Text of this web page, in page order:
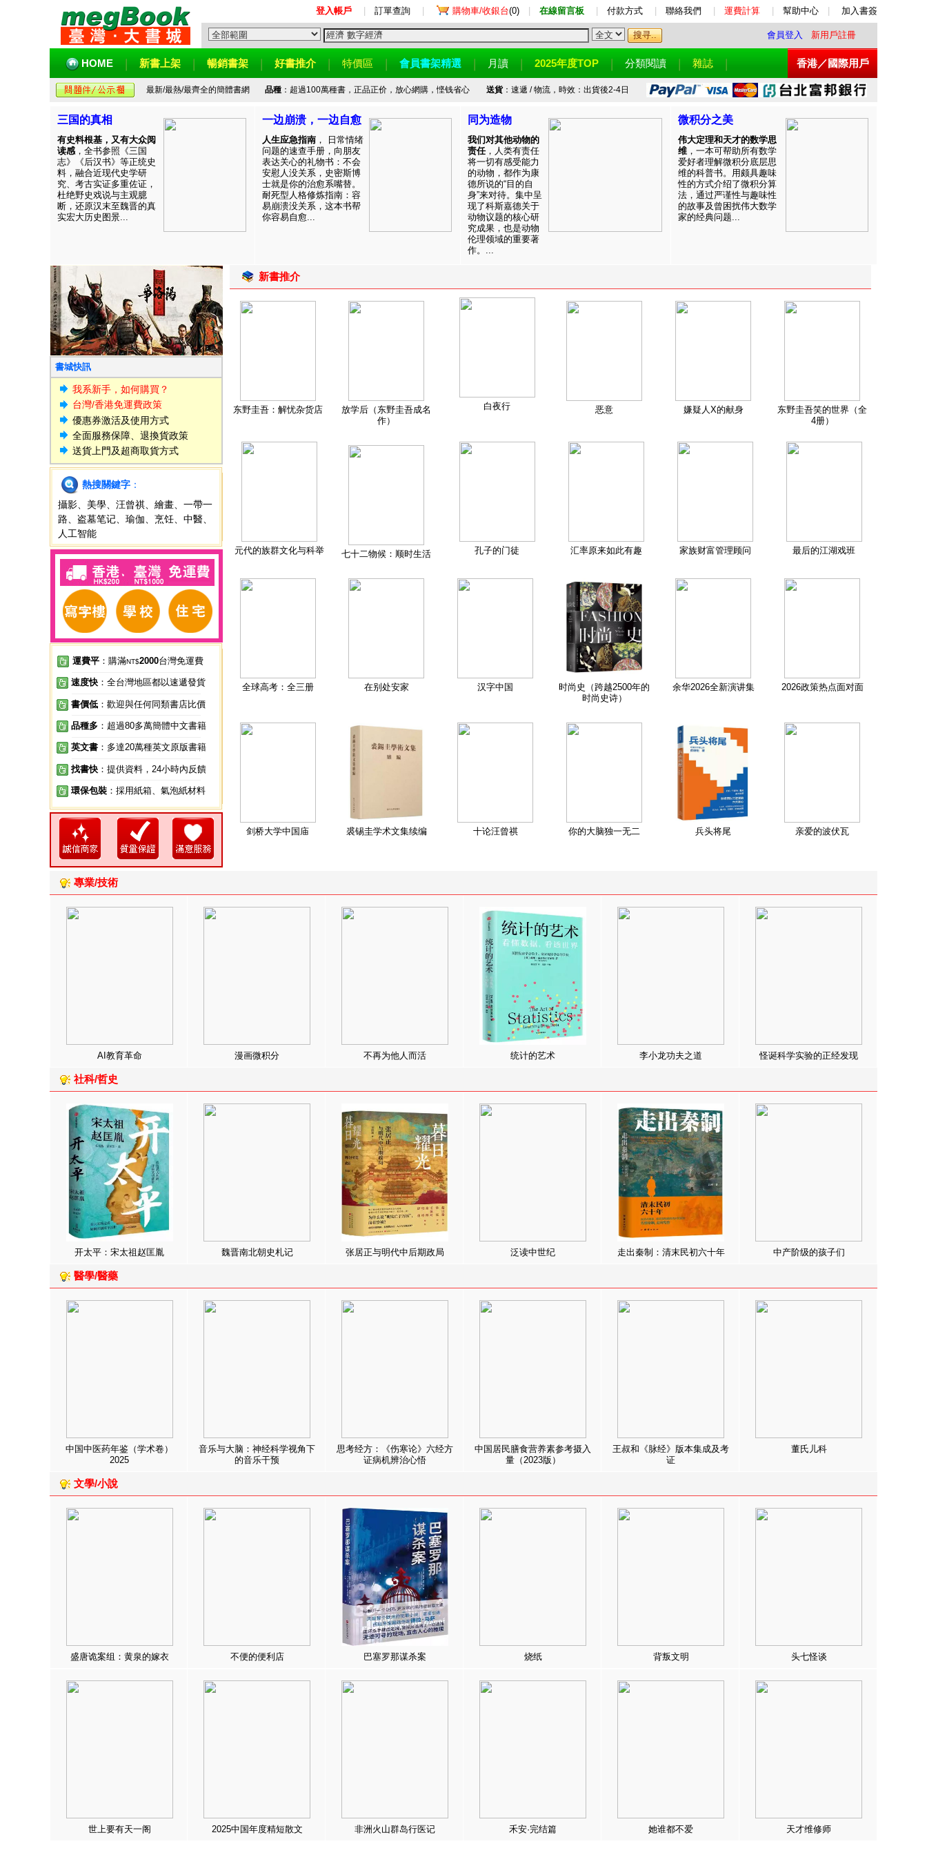
登入帳戶 訂單查詢 購物車/收銀台(0) 在線留言板 付款方式 聯絡我們 運費計算 幫助中心 加入書簽
會員登入 新用戶註冊
HOME 新書上架 暢銷書架 好書推介 特價區 會員書架精選 月讀 2025年度TOP 分類閱讀 雜誌 香港／國際用戶
最新/最熱/最齊全的簡體書網 品種：超過100萬種書，正品正价，放心網購，悭钱省心 送貨：速遞 / 物流，時效：出貨後2-4日
三国的真相
有史料根基，又有大众阅
读感 ，全书参照《三国
志》《后汉书》等正统史
料，融合近现代史学研
究、考古实证多重佐证，
杜绝野史戏说与主观臆
断，还原汉末至魏晋的真
实宏大历史图景...
一边崩溃，一边自愈
人生应急指南 ， 日常情绪
问题的速查手册，向朋友
表达关心的礼物书：不会
安慰人没关系，史密斯博
士就是你的治愈系嘴替。
耐死型人格修炼指南：容
易崩溃没关系，这本书帮
你容易自愈...
同为造物
我们对其他动物的
责任，人类有责任
将一切有感受能力
的动物，都作为康
德所说的“目的自
身”来对待。集中呈
现了科斯嘉德关于
动物议题的核心研
究成果，也是动物
伦理领域的重要著
作。...
微积分之美
伟大定理和天才的数学思
维 ，一本可帮助所有数学
爱好者理解微积分底层思
维的科普书。用颇具趣味
性的方式介绍了微积分算
法，通过严谨性与趣味性
的故事及曾困扰伟大数学
家的经典问题...
書城快訊
我系新手，如何購買？
台灣/香港免運費政策
優惠券激活及使用方式
全面服務保障、退換貨政策
送貨上門及超商取貨方式
熱搜關鍵字 ：
攝影
美學 汪曾祺 繪畫
一帶一
路
盗墓笔记 瑜伽 烹饪 中醫
人工智能
運費平 ：購滿NT$2000台灣免運費
速度快 ：全台灣地區都以速遞發貨
書價低 ：歡迎與任何同類書店比價
品種多 ：超過80多萬簡體中文書籍
英文書 ：多達20萬種英文原版書籍
找書快 ：提供資料，24小時內反饋
環保包裝 ：採用紙箱、氣泡紙材料
新書推介
东野圭吾：解忧杂货店
放学后（东野圭吾成名
作）
白夜行 恶意 嫌疑人X的献身
东野圭吾笑的世界（全
4册）
元代的族群文化与科举 七十二物候：顺时生活 孔子的门徒 汇率原来如此有趣 家族财富管理顾问 最后的江湖戏班
全球高考：全三册 在别处安家 汉字中国
时尚史（跨越2500年的
时尚史诗）
余华2026全新演讲集 2026政策热点面对面
剑桥大学中国庙 裘锡圭学术文集续编 十论汪曾祺 你的大脑独一无二 兵头将尾 亲爱的波伏瓦
專業/技術
AI教育革命 漫画微积分 不再为他人而活 统计的艺术 李小龙功夫之道 怪诞科学实验的正经发现
社科/哲史
开太平：宋太祖赵匡胤 魏晋南北朝史札记 张居正与明代中后期政局 泛读中世纪 走出秦制：清末民初六十年 中产阶级的孩子们
醫學/醫藥
中国中医药年鉴（学术卷）
2025
音乐与大脑：神经科学视角下
的音乐干预
思考经方：《伤寒论》六经方
证病机辨治心悟
中国居民膳食营养素参考摄入
量（2023版）
王叔和《脉经》版本集成及考
证
董氏儿科
文學/小說
盛唐诡案组：黄泉的嫁衣 不便的便利店 巴塞罗那谋杀案 烧纸 背叛文明 头七怪谈
世上要有天一阁 2025中国年度精短散文 非洲火山群岛行医记 禾安·完结篇 她谁都不爱 天才维修师